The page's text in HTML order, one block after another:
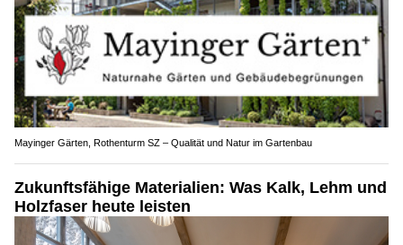
Mayinger Gärten, Rothenturm SZ – Qualität und Natur im Gartenbau
Zukunftsfähige Materialien: Was Kalk, Lehm und
Holzfaser heute leisten